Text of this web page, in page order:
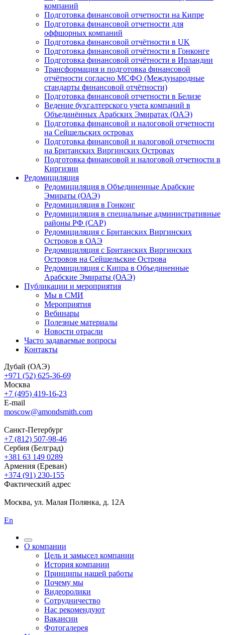
компаний
Подготовка финансовой отчетности на Кипре
Подготовка финансовой отчетности для
оффшорных компаний
Подготовка финансовой отчётности в UK
Подготовка финансовой отчётности в Гонконге
Подготовка финансовой отчётности в Ирландии
Трансформация и подготовка финансовой
отчётности согласно МСФО (Международные
стандарты финансовой отчётности)
Подготовка финансовой отчетности в Белизе
Ведение бухгалтерского учета компаний в
Объединённых Арабских Эмиратах (ОАЭ)
Подготовка финансовой и налоговой отчетности
на Сейшельских островах
Подготовка финансовой и налоговой отчетности
на Британских Виргинских Островах
Подготовка финансовой и налоговой отчетности в
Киргизии
Редомициляция
Редомициляция в Объединенные Арабские
Эмираты (ОАЭ)
Редомициляция в Гонконг
Редомициляция в специальные административные
районы РФ (САР)
Редомициляция с Британских Виргинских
Островов в ОАЭ
Редомициляция с Британских Виргинских
Островов на Сейшельские Острова
Редомициляция с Кипра в Объединенные
Арабские Эмираты (ОАЭ)
Публикации и мероприятия
Мы в СМИ
Мероприятия
Вебинары
Полезные материалы
Новости отрасли
Часто задаваемые вопросы
Контакты
Дубай (ОАЭ)
+971 (52) 625-36-69
Москва
+7 (495) 419-16-23
E-mail
moscow@amondsmith.com
Санкт-Петербург
+7 (812) 507-98-46
Сербия (Белград)
+381 63 149 0289
Армения (Ереван)
+374 (91) 230-155
Фактический адрес
Москва, ул. Малая Полянка, д. 12А
En
О компании
Цель и замысел компании
История компании
Принципы нашей работы
Почему мы
Видеоролики
Сотрудничество
Нас рекомендуют
Вакансии
Фотогалерея